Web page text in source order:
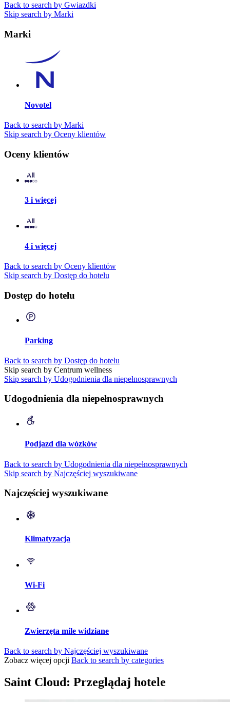
Back to search by Gwiazdki
Skip search by Marki
Marki
Novotel
Back to search by Marki
Skip search by Oceny klientów
Oceny klientów
3 i więcej
4 i więcej
Back to search by Oceny klientów
Skip search by Dostęp do hotelu
Dostęp do hotelu
Parking
Back to search by Dostęp do hotelu
Skip search by Centrum wellness
Skip search by Udogodnienia dla niepełnosprawnych
Udogodnienia dla niepełnosprawnych
Podjazd dla wózków
Back to search by Udogodnienia dla niepełnosprawnych
Skip search by Najczęściej wyszukiwane
Najczęściej wyszukiwane
Klimatyzacja
Wi-Fi
Zwierzęta mile widziane
Back to search by Najczęściej wyszukiwane
Zobacz więcej opcji Back to search by categories
Saint Cloud: Przeglądaj hotele